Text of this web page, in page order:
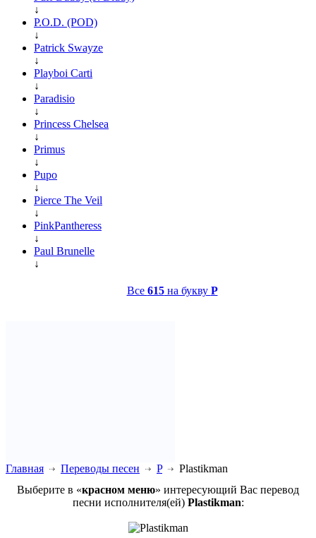
↓
P.O.D. (POD)
↓
Patrick Swayze
↓
Playboi Carti
↓
Paradisio
↓
Princess Chelsea
↓
Primus
↓
Pupo
↓
Pierce The Veil
↓
PinkPantheress
↓
Paul Brunelle
↓
Все 615на букву P
Главная Переводы песен P
Plastikman
Выберите в «красном меню» интересующий Вас перевод
песни исполнителя(ей) Plastikman: